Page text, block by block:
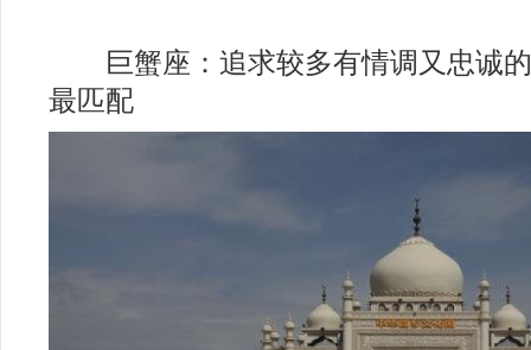
巨蟹座：追求较多有情调又忠诚的
最匹配